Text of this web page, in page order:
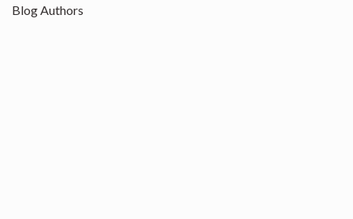
Blog Authors